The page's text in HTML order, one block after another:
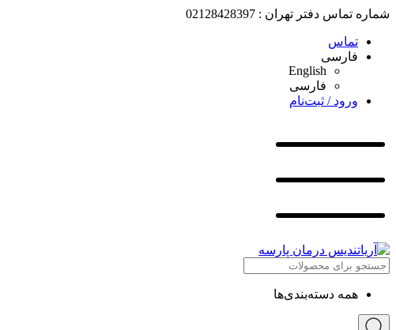
شماره تماس دفتر تهران : 02128428397
تماس
فارسی
English
فارسی
ورود / ثبت‌نام
همه دسته‌بندی‌ها